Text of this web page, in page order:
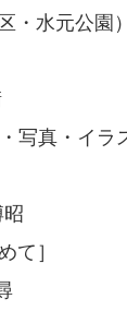
水元公園）
写真・イラ
て］